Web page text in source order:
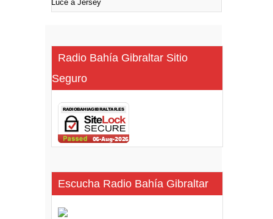
Radio Bahía Gibraltar Sitio
Seguro
Escucha Radio Bahía Gibraltar